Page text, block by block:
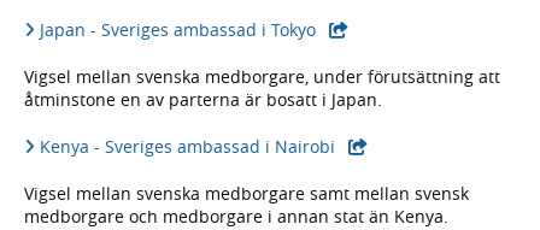
Japan - Sveriges ambassad i Tokyo
Vigsel mellan svenska medborgare, under förutsättning att
åtminstone en av parterna är bosatt i Japan.
Kenya - Sveriges ambassad i Nairobi
Vigsel mellan svenska medborgare samt mellan svensk
medborgare och medborgare i annan stat än Kenya.